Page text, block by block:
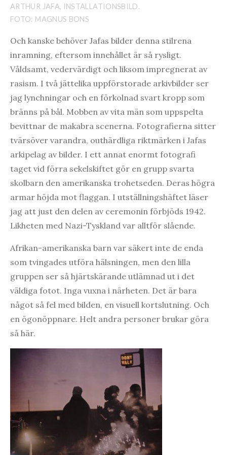
ARTHUR JAFA, INSTALLATIONSBILD.
FOTO: MAGNUS BONS
Och kanske behöver Jafas bilder denna stilrena
inramning, eftersom innehållet är så rysligt.
Våldsamt, vedervärdigt och liksom impregnerat av
rasism. I två jättelika uppförstorade arkivbilder ser
jag lynchningar och en förkolnad svart kropp som
bränns på bål. Mobben av vita män som uppspelta
bevittnar de makabra scenerna. Fotografierna sitter
tvärsöver varandra, outhärdliga riktmärken i Jafas
arkipelag av bilder. I ett annat enormt fotografi
taget vid förra sekelskiftet gör en grupp svarta
skolbarn den amerikanska trohetseden. Deras högra
armar höjda mot flaggan. I utställningshäftet läser
jag att just den delen av ceremonin förbjöds 1942.
Likheten med Nazi-Tyskland var alltför slående.
Afrikan-amerikanska barn var säkert inte de enda
som tvingades utföra hälsningen, men den lilla
gruppen ser så hjärtskärande utlämnad ut i det
väldiga fotot. Inga vuxna i närheten. Det är bara
något så fel med bilden, en visuell kortslutning. Och
en ögonöppnare. Helt andra personer brukar göra
så här.